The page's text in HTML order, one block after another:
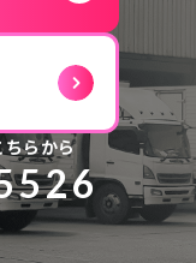
ちらから